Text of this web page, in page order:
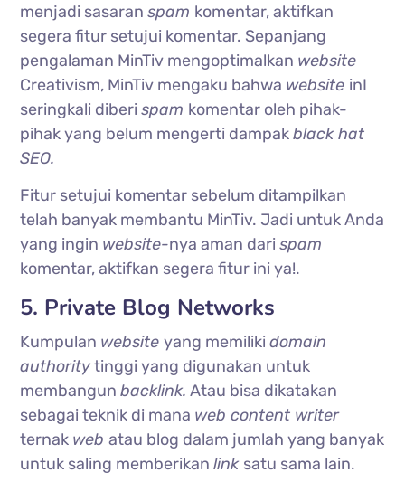
menjadi sasaranspam komentar, aktifkan
segera fitur setujui komentar. Sepanjang
pengalaman MinTiv mengoptimalkan website
Creativism, MinTiv mengaku bahwa website inI
seringkali diberispam komentar oleh pihak-
pihak yang belum mengerti dampakblack hat
SEO.
Fitur setujui komentar sebelum ditampilkan
telah banyak membantu MinTiv. Jadi untuk Anda
yang ingin website-nya aman darispam
komentar, aktifkan segera fitur ini ya!.
5. Private Blog Networks
Kumpulan websiteyang memilikidomain
authoritytinggi yang digunakan untuk
membangunbacklink. Atau bisa dikatakan
sebagai teknik di mana web content writer
ternak webatau blog dalam jumlah yang banyak
untuk saling memberikanlink satu sama lain.